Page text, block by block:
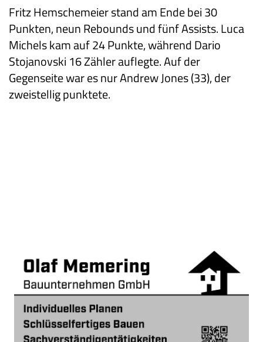
Fritz Hemschemeier stand am Ende bei 30
Punkten, neun Rebounds und fünf Assists. Luca
Michels kam auf 24 Punkte, während Dario
Stojanovski 16 Zähler auflegte. Auf der
Gegenseite war es nur Andrew Jones (33), der
zweistellig punktete.